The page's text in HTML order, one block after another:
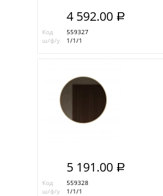
4 592.00 a
Код
559327
ш/ф/у
1/1/1
5 191.00 a
Код
559328
ш/ф/у
1/1/1